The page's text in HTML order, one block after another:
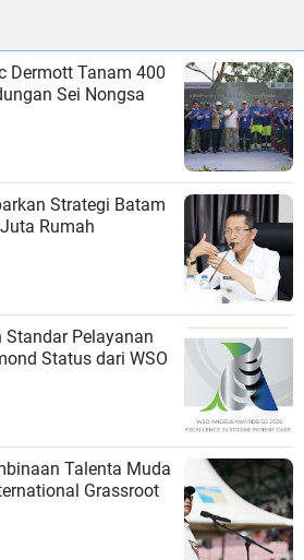
Dermott Tanam 400
Sei Nongsa
Strategi Batam
Rumah
Standar Pelayanan
Status dari WSO
Talenta Muda
Grassroot